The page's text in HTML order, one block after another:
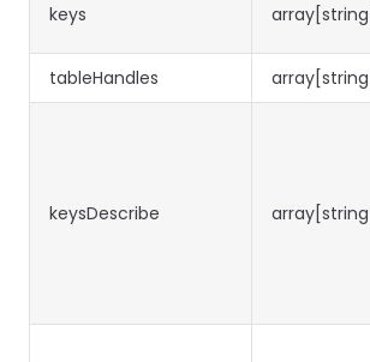
keys array[string]
tableHandles array[string]
keysDescribe array[string]